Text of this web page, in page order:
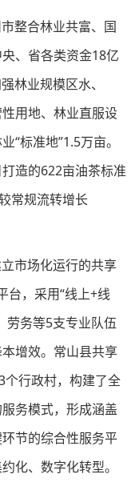
整合林业共富、国
、省各类资金18亿
林业规模区水、
用地、林业直服设
“标准地”1.5万亩。
造的622亩油茶标准
常规流转增长
市场化运行的共享
台，采用“线上+线
劳务等5支专业队伍
增效。常山县共享
行政村，构建了全
务模式，形成涵盖
节的综合性服务平
化、数字化转型。